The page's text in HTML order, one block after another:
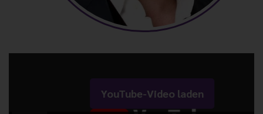
YouTube-Video laden